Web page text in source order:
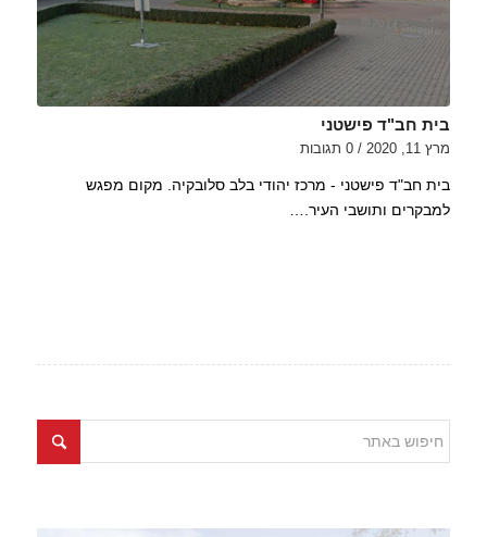
בית חב"ד פישטני
מרץ 11, 2020 / 0 תגובות
בית חב"ד פישטני - מרכז יהודי בלב סלובקיה. מקום מפגש
למבקרים ותושבי העיר.…